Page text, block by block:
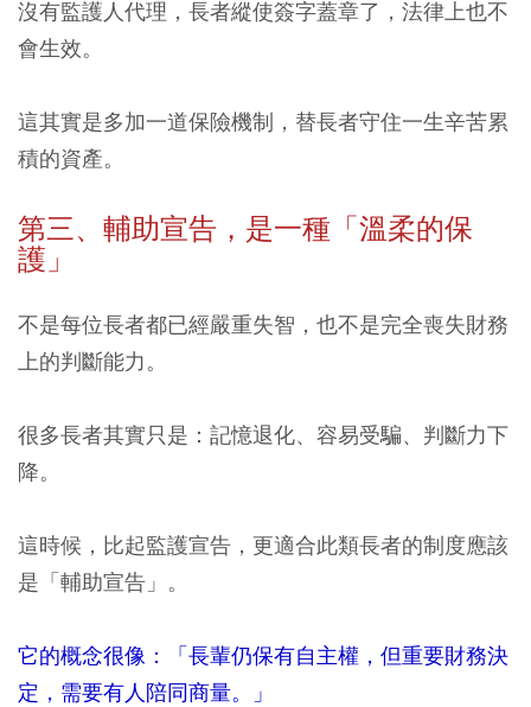
沒有監護人代理，長者縱使簽字蓋章了，法律上也不
會生效。
這其實是多加一道保險機制，替長者守住一生辛苦累
積的資產。
第三、輔助宣告，是一種「溫柔的保
護」
不是每位長者都已經嚴重失智，也不是完全喪失財務
上的判斷能力。
很多長者其實只是：記憶退化、容易受騙、判斷力下
降。
這時候，比起監護宣告，更適合此類長者的制度應該
是「輔助宣告」。
它的概念很像：「長輩仍保有自主權，但重要財務決
定，需要有人陪同商量。」